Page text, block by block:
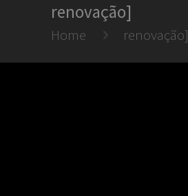
renovação]
Home renovação]